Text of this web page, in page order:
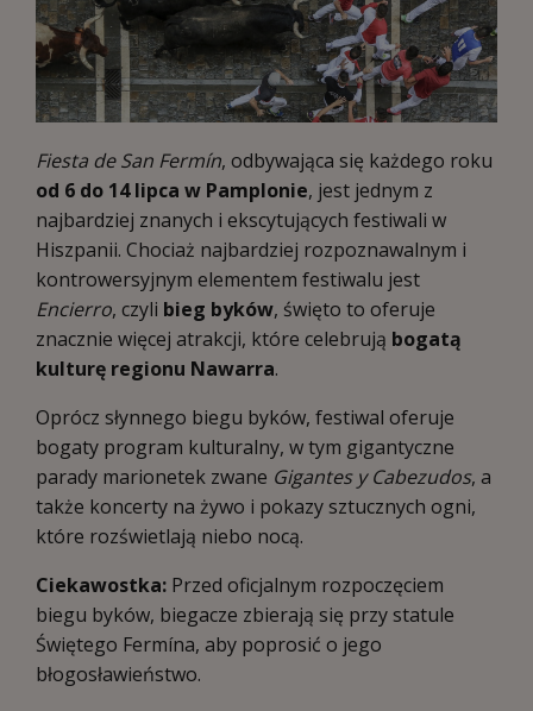
Fiesta de San Fermín, odbywająca się każdego roku
od 6 do 14 lipca w Pamplonie, jest jednym z
najbardziej znanych i ekscytujących festiwali w
Hiszpanii. Chociaż najbardziej rozpoznawalnym i
kontrowersyjnym elementem festiwalu jest
Encierro, czyli bieg byków, święto to oferuje
znacznie więcej atrakcji, które celebrują bogatą
kulturę regionu Nawarra.
Oprócz słynnego biegu byków, festiwal oferuje
bogaty program kulturalny, w tym gigantyczne
parady marionetek zwane Gigantes y Cabezudos, a
także koncerty na żywo i pokazy sztucznych ogni,
które rozświetlają niebo nocą.
Ciekawostka: Przed oficjalnym rozpoczęciem
biegu byków, biegacze zbierają się przy statule
Świętego Fermína, aby poprosić o jego
błogosławieństwo.